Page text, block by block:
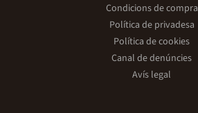
Condicions de compra
Política de privadesa
Política de cookies
Canal de denúncies
Avís legal